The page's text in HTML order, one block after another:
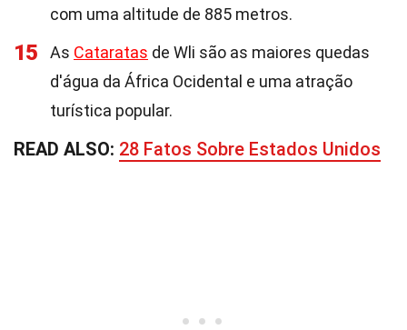
com uma altitude de 885 metros.
15 As Cataratas de Wli são as maiores quedas
d'água da África Ocidental e uma atração
turística popular.
READ ALSO: 28 Fatos Sobre Estados Unidos